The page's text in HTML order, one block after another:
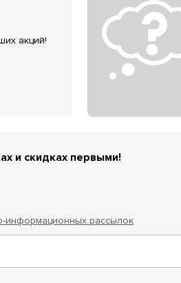
акций!
и скидках первыми!
информационных рассылок